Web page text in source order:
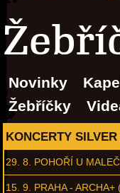
Novinky
Žebříčky
KONCERTY
29. 8. POHOŘÍ U
15. 9. PRAHA - ARCHA+